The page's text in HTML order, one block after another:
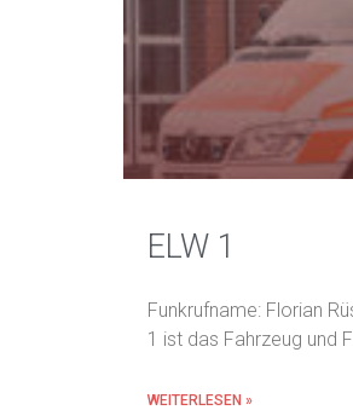
ELW 1
Funkrufname: Florian
1 ist das Fahrzeug und
WEITERLESEN »